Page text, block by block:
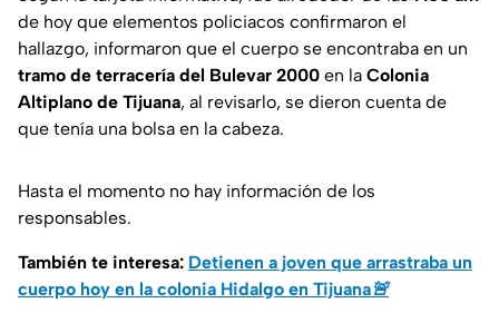
de hoy que elementos policiacos confirmaron el
hallazgo, informaron que el cuerpo se encontraba en un
tramo de terracería del Bulevar 2000 en la Colonia
Altiplano de Tijuana, al revisarlo, se dieron cuenta de
que tenía una bolsa en la cabeza.
Hasta el momento no hay información de los
responsables.
También te interesa: Detienen a joven que arrastraba un
cuerpo hoy en la colonia Hidalgo en Tijuana🚨